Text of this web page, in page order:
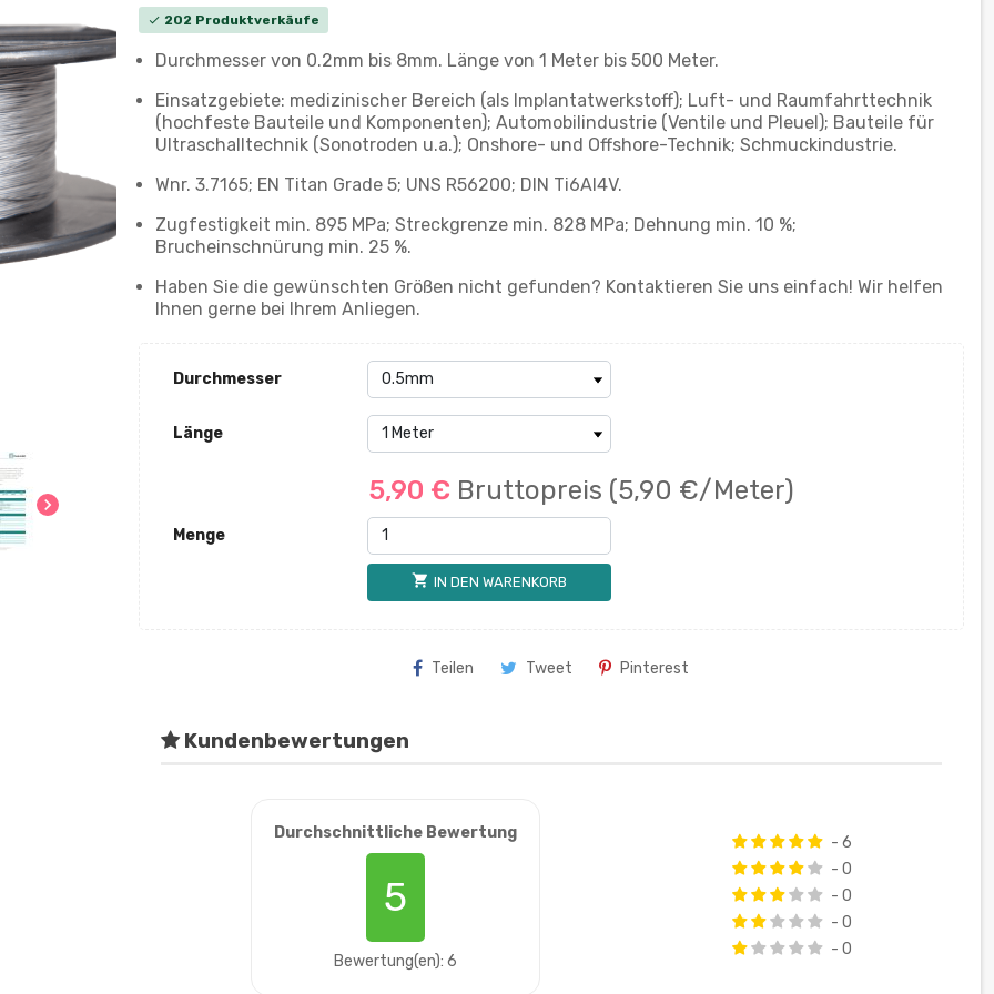
chevron_right
check 202 Produktverkäufe
Durchmesser von 0.2mm bis 8mm. Länge von 1 Meter bis 500 Meter.
Einsatzgebiete: medizinischer Bereich (als Implantatwerkstoff); Luft- und Raumfahrttechnik
(hochfeste Bauteile und Komponenten); Automobilindustrie (Ventile und Pleuel); Bauteile für
Ultraschalltechnik (Sonotroden u.a.); Onshore- und Offshore-Technik; Schmuckindustrie.
Wnr. 3.7165; EN Titan Grade 5; UNS R56200; DIN Ti6Al4V.
Zugfestigkeit min. 895 MPa; Streckgrenze min. 828 MPa; Dehnung min. 10 %;
Brucheinschnürung min. 25 %.
Haben Sie die gewünschten Größen nicht gefunden? Kontaktieren Sie uns einfach! Wir helfen
Ihnen gerne bei Ihrem Anliegen.
Durchmesser
Länge
5,90 € Bruttopreis (5,90 €/Meter)
Menge
shopping_cart IN DEN WARENKORB
Teilen Tweet Pinterest
Kundenbewertungen
Durchschnittliche Bewertung
5
Bewertung(en): 6
- 6
- 0
- 0
- 0
- 0